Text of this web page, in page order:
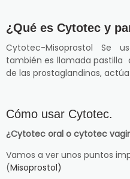
¿Qué es Cytotec y
Cytotec-Misoprostol Se
también es llamada pastilla
de las prostaglandinas,
Cómo usar Cytotec.
¿Cytotec oral o cytotec
Vamos a ver unos puntos
(Misoprostol)